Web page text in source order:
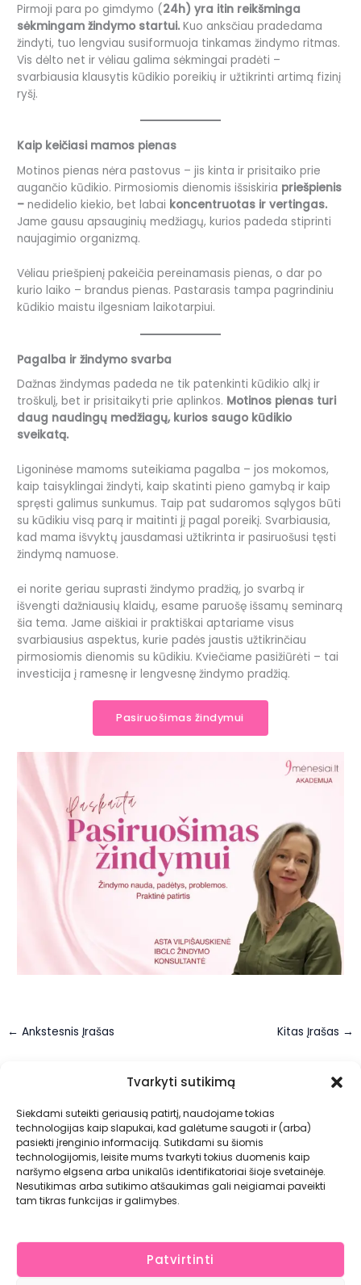
Tvarkyti sutikimą
Siekdami suteikti geriausią patirtį, naudojame tokias
technologijas kaip slapukai, kad galėtume saugoti ir (arba)
pasiekti įrenginio informaciją. Sutikdami su šiomis
technologijomis, leisite mums tvarkyti tokius duomenis kaip
naršymo elgsena arba unikalūs identifikatoriai šioje svetainėje.
Nesutikimas arba sutikimo atšaukimas gali neigiamai paveikti
tam tikras funkcijas ir galimybes.
Patvirtinti
Pirmoji para po gimdymo (24h) yra itin reikšminga
sėkmingam žindymo startui.Kuo anksčiau pradedama
žindyti, tuo lengviau susiformuoja tinkamas žindymo ritmas.
Vis dėlto net ir vėliau galima sėkmingai pradėti –
svarbiausia klausytis kūdikio poreikių ir užtikrinti artimą fizinį
ryšį.
Kaip keičiasi mamos pienas
Motinos pienas nėra pastovus – jis kinta ir prisitaiko prie
augančio kūdikio. Pirmosiomis dienomis išsiskiria priešpienis
– nedidelio kiekio, bet labai koncentruotas ir vertingas.
Jame gausu apsauginių medžiagų, kurios padeda stiprinti
naujagimio organizmą.
Vėliau priešpienį pakeičia pereinamasis pienas, o dar po
kurio laiko – brandus pienas. Pastarasis tampa pagrindiniu
kūdikio maistu ilgesniam laikotarpiui.
Pagalba ir žindymo svarba
Dažnas žindymas padeda ne tik patenkinti kūdikio alkį ir
troškulį, bet ir prisitaikyti prie aplinkos. Motinos pienas turi
daug naudingų medžiagų, kurios saugo kūdikio
sveikatą.
Ligoninėse mamoms suteikiama pagalba – jos mokomos,
kaip taisyklingai žindyti, kaip skatinti pieno gamybą ir kaip
spręsti galimus sunkumus. Taip pat sudaromos sąlygos būti
su kūdikiu visą parą ir maitinti jį pagal poreikį. Svarbiausia,
kad mama išvyktų jausdamasi užtikrinta ir pasiruošusi tęsti
žindymą namuose.
ei norite geriau suprasti žindymo pradžią, jo svarbą ir
išvengti dažniausių klaidų, esame paruošę išsamų seminarą
šia tema. Jame aiškiai ir praktiškai aptariame visus
svarbiausius aspektus, kurie padės jaustis užtikrinčiau
pirmosiomis dienomis su kūdikiu. Kviečiame pasižiūrėti – tai
investicija į ramesnę ir lengvesnę žindymo pradžią.
Pasiruošimas žindymui
← Ankstesnis Įrašas Kitas Įrašas →
Prenumeruok jau šiandien!
Aukime kartu! Sužinok karščiausias naujienas ir gauk
išskirtinius pasiūlymus prenumeruodama mūsų naujienlaiškį.